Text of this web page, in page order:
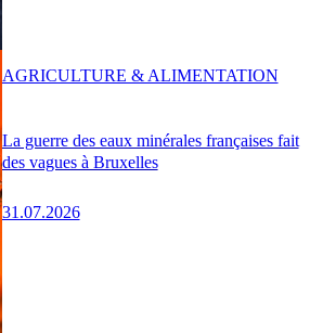
La guerre des eaux minérales françaises fait
des vagues à Bruxelles
31.07.2026
AGRICULTURE & ALIMENTATION